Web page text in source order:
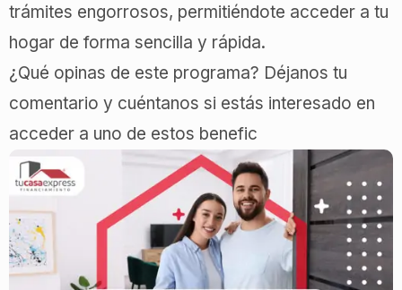
trámites engorrosos, permitiéndote acceder a tu
hogar de forma sencilla y rápida.
¿Qué opinas de este programa? Déjanos tu
comentario y cuéntanos si estás interesado en
acceder a uno de estos benefic